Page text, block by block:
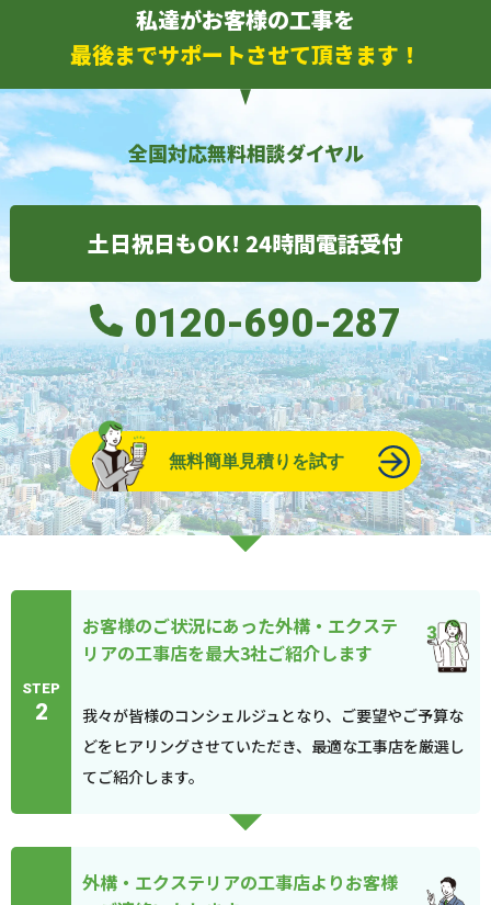
私達がお客様の工事を
最後までサポートさせて頂きます！
全国対応無料相談ダイヤル
土日祝日もOK! 24時間電話受付
0120-690-287
無料簡単見積りを試す
STEP
2
お客様のご状況にあった外構・エクステ
リアの工事店を最大3社ご紹介します
我々が皆様のコンシェルジュとなり、ご要望やご予算な
どをヒアリングさせていただき、最適な工事店を厳選し
てご紹介します。
外構・エクステリアの工事店よりお客様